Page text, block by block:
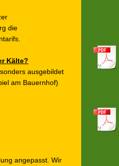
die
Kälte?
ausgebildet
am Bauernhof)
angepasst. Wir